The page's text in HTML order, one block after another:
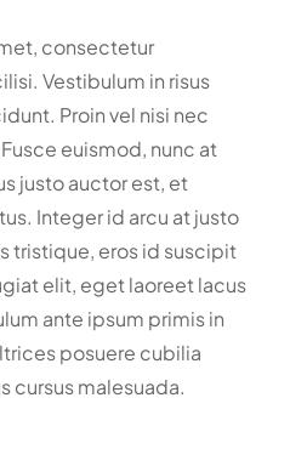
consectetur
Vestibulum in risus
Proin vel nisi nec
euismod, nunc at
justo auctor est, et
Integer id arcu at justo
tristique, eros id suscipit
elit, eget laoreet lacus
ante ipsum primis in
posuere cubilia
cursus malesuada.